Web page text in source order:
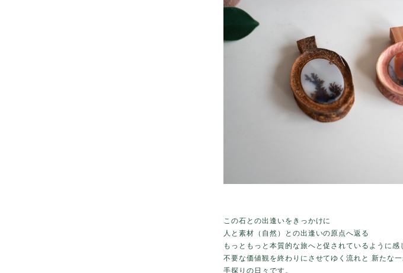
この石との出逢いをきっかけに
人と素材（自然）との出逢いの原点へ返る
もっともっと本質的な旅へと促されているように感
不要な価値観を終わりにさせてゆく流れと 新たな一
手探りの日々です。